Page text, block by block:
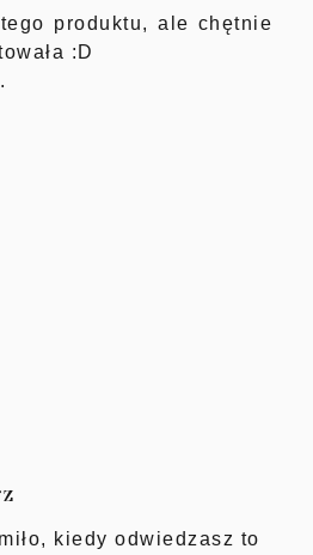
tego produktu, ale chętnie
:D
kiedy odwiedzasz to